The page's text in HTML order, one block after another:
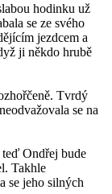
hodinku už
se ze svého
jezdcem a
ji někdo hrubě
Tvrdý
se na
teď Ondřej bude
Takhle
se jeho silných